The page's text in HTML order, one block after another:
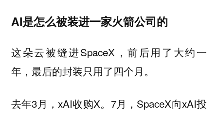
AI是怎么被装进一家火箭公司的
这朵云被缝进SpaceX，前后用了大约一
年，最后的封装只用了四个月。
去年3月，xAI收购X。7月，SpaceX向xAI投